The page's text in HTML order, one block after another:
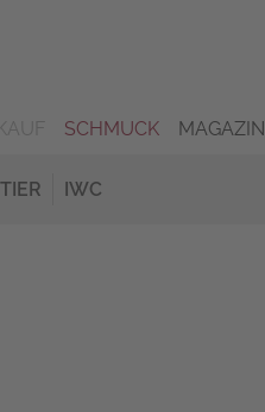
SCHMUCK MAGAZIN
IWC